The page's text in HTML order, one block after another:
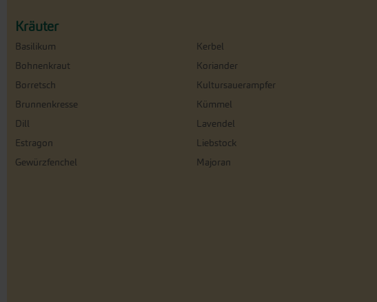
Kräuter
Basilikum
Bohnenkraut
Borretsch
Brunnenkresse
Dill
Estragon
Gewürzfenchel
Kerbel
Koriander
Kultursauerampfer
Kümmel
Lavendel
Liebstock
Majoran